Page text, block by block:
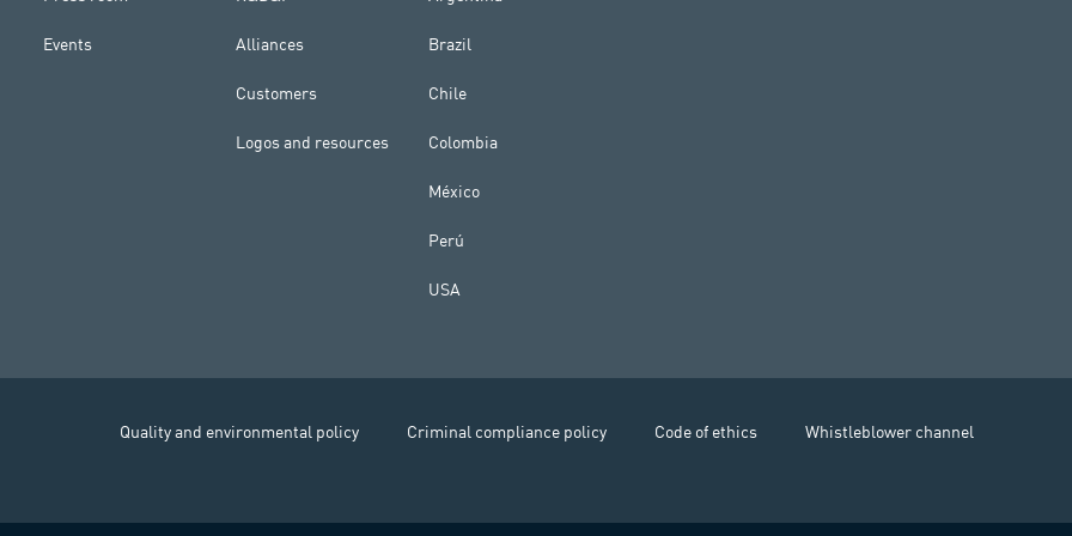
Events Alliances
Customers
Logos and resources
Brazil
Chile
Colombia
México
Perú
USA
Quality and environmental policy Criminal compliance policy Code of ethics Whistleblower channel